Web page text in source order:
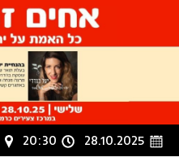
28.10.2025
20:30